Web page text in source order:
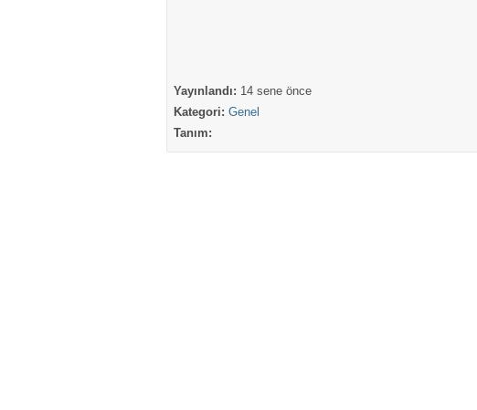
Yayınlandı: 14 sene önce
Kategori: Genel
Tanım: